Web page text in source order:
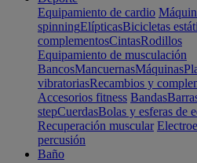
Equipamiento de cardio
spinningElípticasBicicletas
complementosCintasRodillos
Equipamiento de musculación
BancosMancuernasMáquinas
vibratoriasRecambios y
Accesorios fitness Bandas
stepCuerdasBolas y esferas de
Recuperación muscular
percusión
Baño